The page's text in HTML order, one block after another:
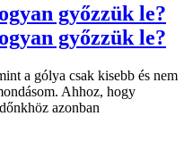
győzzük le?
győzzük le?
a gólya csak kisebb és nem
Ahhoz, hogy
azonban